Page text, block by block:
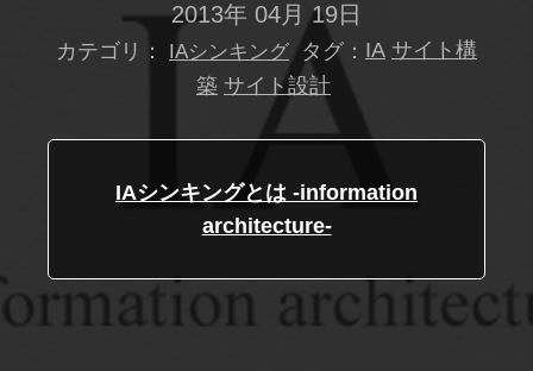
2013年 04月 19日
カテゴリ： IAシンキング タグ： IA サイト構
築 サイト設計
IAシンキングとは -information
architecture-